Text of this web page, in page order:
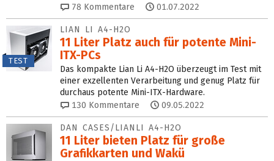
78 Kommentare 01.07.2022
TEST
LIAN LI A4-H2O
11 Liter Platz auch für potente Mini-
ITX-PCs
Das kompakte Lian Li A4-H2O überzeugt im Test mit
einer exzellenten Verarbeitung und genug Platz für
durchaus potente Mini-ITX-Hardware.
130 Kommentare 09.05.2022
DAN CASES/LIANLI A4-H2O
11 Liter bieten Platz für große
Grafikkarten und Wakü